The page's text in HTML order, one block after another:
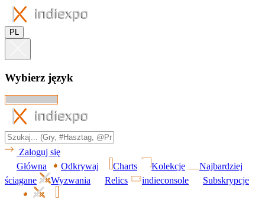
PL
Wybierz język
Zaloguj się
Główna
Odkrywaj Charts Kolekcje
Najbardziej
ściągane
Wyzwania Relics indieconsole Subskrypcje